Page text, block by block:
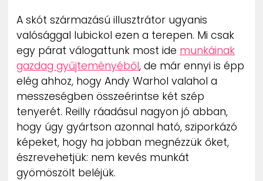
UTCA
ZENE
MÉDIAAJÁNLAT
IMPRESSZUM
PR-ARCHÍVUM
ADATKEZELÉSI TÁJÉKOZTATÓ
A skót származású illusztrátor ugyanis
valósággal lubickol ezen a terepen. Mi csak
egy párat válogattunk most ide munkáinak
gazdag gyűjteményéből, de már ennyi is épp
elég ahhoz, hogy Andy Warhol valahol a
messzeségben összeérintse két szép
tenyerét. Reilly ráadásul nagyon jó abban,
hogy úgy gyártson azonnal ható, sziporkázó
képeket, hogy ha jobban megnézzük őket,
észrevehetjük: nem kevés munkát
gyömöszölt beléjük.